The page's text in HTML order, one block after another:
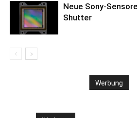
Neue Sony-
Shutter
Werbung